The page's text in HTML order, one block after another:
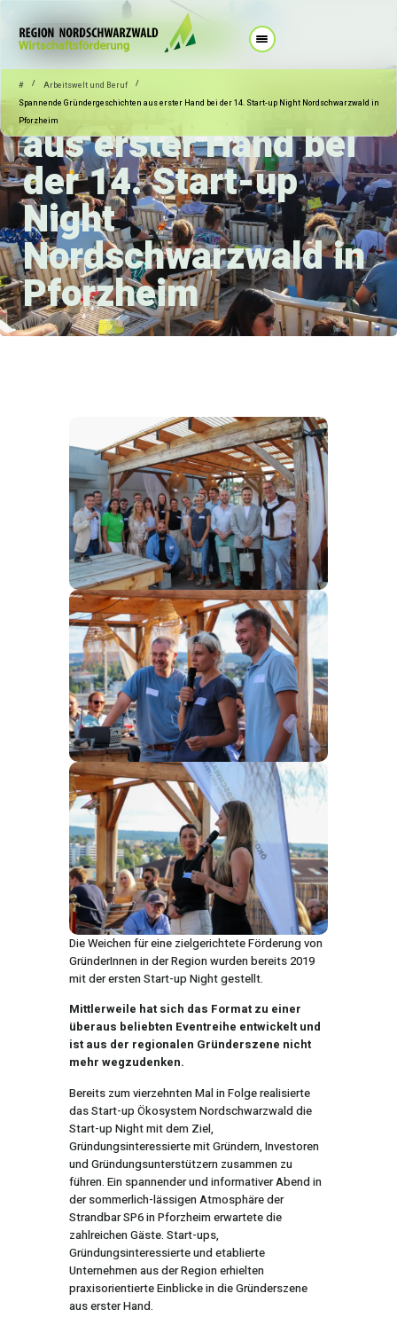
# / Arbeitswelt und Beruf
/
Spannende Gründergeschichten aus erster Hand bei der 14. Start-up Night Nordschwarzwald in
Pforzheim
11.07.2025 Arbeitswelt und Beruf
Spannende
Gründergeschichten
aus erster Hand bei
der 14. Start-up
Night
Nordschwarzwald in
Pforzheim
Die Weichen für eine zielgerichtete Förderung von
GründerInnen in der Region wurden bereits 2019
mit der ersten Start-up Night gestellt.
Mittlerweile hat sich das Format zu einer
überaus beliebten Eventreihe entwickelt und
ist aus der regionalen Gründerszene nicht
mehr wegzudenken.
Bereits zum vierzehnten Mal in Folge realisierte
das Start-up Ökosystem Nordschwarzwald die
Start-up Night mit dem Ziel,
Gründungsinteressierte mit Gründern, Investoren
und Gründungsunterstützern zusammen zu
führen. Ein spannender und informativer Abend in
der sommerlich-lässigen Atmosphäre der
Strandbar SP6 in Pforzheim erwartete die
zahlreichen Gäste. Start-ups,
Gründungsinteressierte und etablierte
Unternehmen aus der Region erhielten
praxisorientierte Einblicke in die Gründerszene
aus erster Hand.